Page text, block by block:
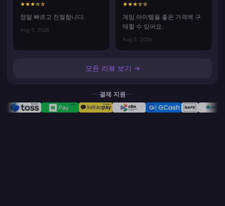
★★★☆☆
정말 빠르고 친절합니다.
Aug 5, 2026
★★★☆☆
게임 아이템을 좋은 가격에 구
매할 수 있어요.
Aug 5, 2026
모든 리뷰 보기 →
결제 지원